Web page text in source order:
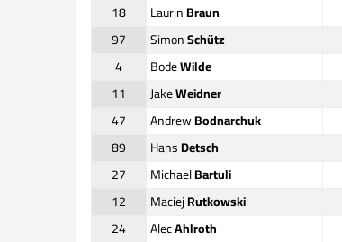
18
LaurinBraun
97
SimonSchütz
4
BodeWilde
11
JakeWeidner
47
AndrewBodnarchuk
89
HansDetsch
27
MichaelBartuli
12
MaciejRutkowski
24
AlecAhlroth